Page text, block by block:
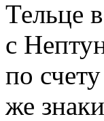
Тельце
с
по
же